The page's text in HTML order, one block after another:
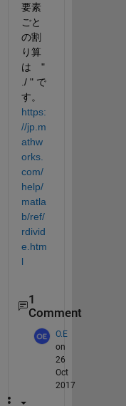
要素
ごと
の割
り算
は　"
./ " で
す。
https:
//jp.m
athw
orks.
com/
help/
matla
b/ref/
rdivid
e.htm
l
1
Comment
O.E
on
26
Oct
2017